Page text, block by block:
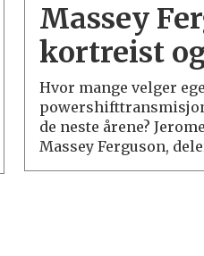
Massey
kortreist
Hvor mange velger
de neste årene?
Massey Ferguson,